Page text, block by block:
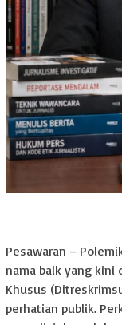
Pesawaran –
nama baik yang kini
Khusus
perhatian publik.